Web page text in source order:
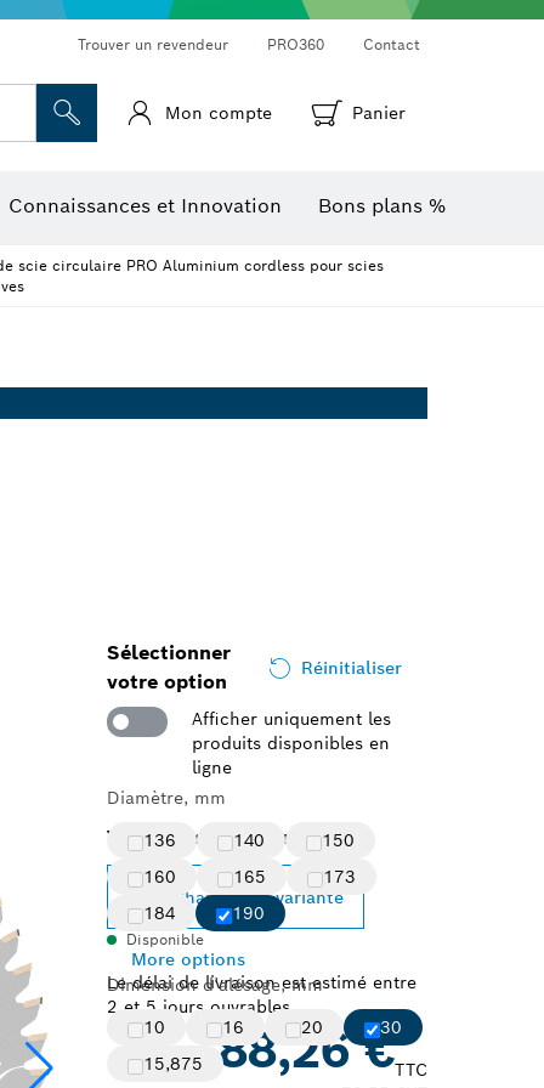
Trouver un revendeur PRO360 Contact
Mon compte Panier
Connaissances et Innovation Bons plans %
scie circulaire PRO Aluminium cordless pour scies
Sélectionner
votre option
Réinitialiser
Afficher uniquement les
produits disponibles en
ligne
Diamètre, mm
136
140
150
160
165
173
184
190
More options
Dimension d’alésage, mm
10
16 20
30
15,875
Variante sélectionnée
Changer de variante
Disponible
Le délai de livraison est estimé entre
2 et 5 jours ouvrables
88,26 €TTC